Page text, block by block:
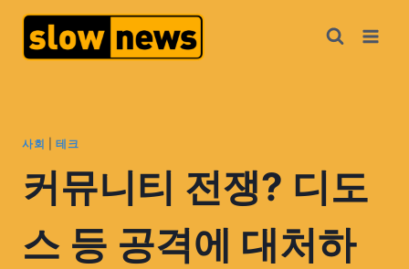
사회 테크
커뮤니티 전쟁? 디도
스 등 공격에 대처하